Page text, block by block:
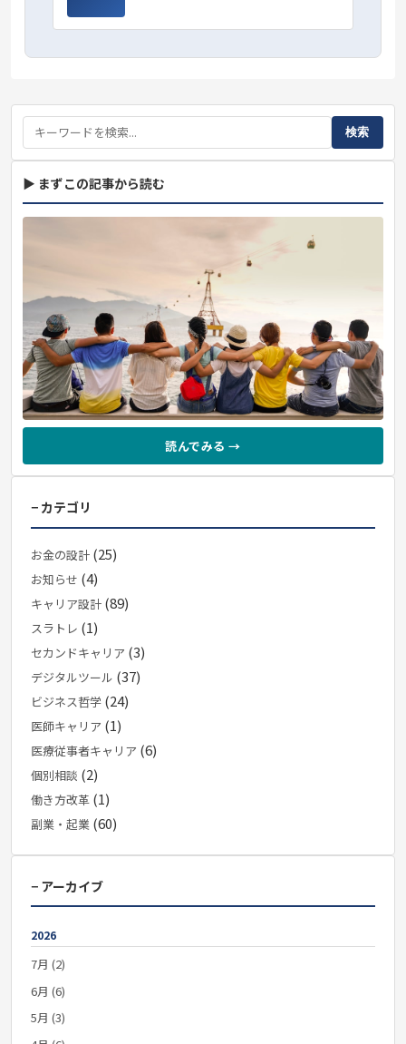
検索
▶ まずこの記事から読む
読んでみる →
− カテゴリ
お金の設計 (25)
お知らせ (4)
キャリア設計 (89)
スラトレ (1)
セカンドキャリア (3)
デジタルツール (37)
ビジネス哲学 (24)
医師キャリア (1)
医療従事者キャリア (6)
個別相談 (2)
働き方改革 (1)
副業・起業 (60)
− アーカイブ
2026
7月 (2)
6月 (6)
5月 (3)